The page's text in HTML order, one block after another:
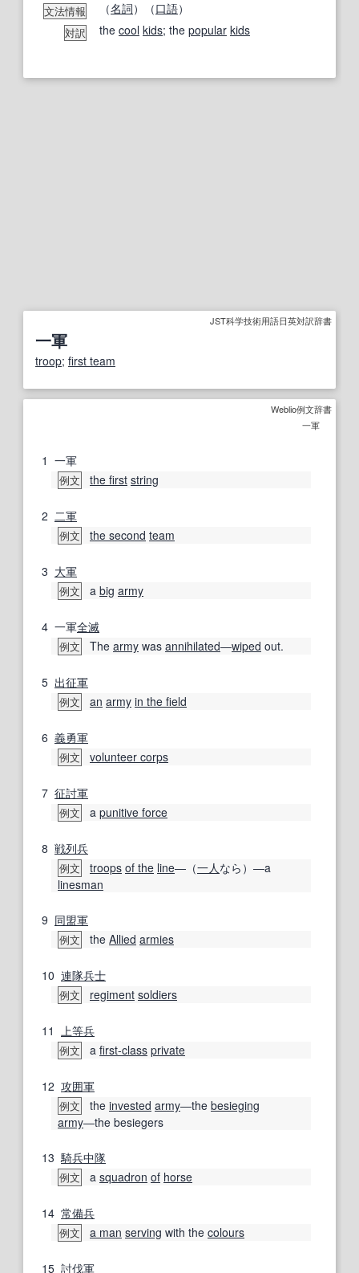
文法情報 （名詞）（口語）
対訳 the cool kids; the popular kids
JST科学技術用語日英対訳辞書
一軍
troop; first team
Weblio例文辞書
一軍
1 一軍
例文 the first string
2 二軍
例文 the second team
3 大軍
例文 a big army
4 一軍全滅
例文 The army was annihilated―wiped out.
5 出征軍
例文 an army in the field
6 義勇軍
例文 volunteer corps
7 征討軍
例文 a punitive force
8 戦列兵
例文 troops of the line―（一人 なら）―a
linesman
9 同盟軍
例文 the Allied armies
10 連隊兵士
例文 regiment soldiers
11 上等兵
例文 a first-class private
12 攻囲軍
例文 the invested army―the besieging
army―the besiegers
13 騎兵中隊
例文 a squadron of horse
14 常備兵
例文 a man serving with the colours
15 討伐軍